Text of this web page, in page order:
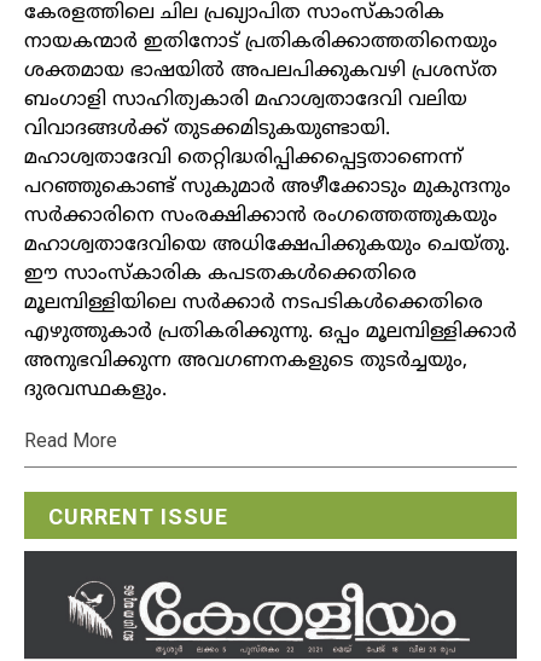
കേരളത്തിലെ ചില പ്രഖ്യാപിത സാംസ്‌കാരിക
നായകന്മാര്‍ ഇതിനോട് പ്രതികരിക്കാത്തതിനെയും
ശക്തമായ ഭാഷയില്‍ അപലപിക്കുകവഴി പ്രശസ്ത
ബംഗാളി സാഹിത്യകാരി മഹാശ്വതാദേവി വലിയ
വിവാദങ്ങള്‍ക്ക് തുടക്കമിടുകയുണ്ടായി.
മഹാശ്വതാദേവി തെറ്റിദ്ധരിപ്പിക്കപ്പെട്ടതാണെന്ന്
പറഞ്ഞുകൊണ്ട് സുകുമാര്‍ അഴീക്കോടും മുകുന്ദനും
സര്‍ക്കാരിനെ സംരക്ഷിക്കാന്‍ രംഗത്തെത്തുകയും
മഹാശ്വതാദേവിയെ അധിക്ഷേപിക്കുകയും ചെയ്തു.
ഈ സാംസ്‌കാരിക കപടതകള്‍ക്കെതിരെ
മൂലമ്പിള്ളിയിലെ സര്‍ക്കാര്‍ നടപടികള്‍ക്കെതിരെ
എഴുത്തുകാര്‍ പ്രതികരിക്കുന്നു. ഒപ്പം മൂലമ്പിള്ളിക്കാര്‍
അനുഭവിക്കുന്ന അവഗണനകളുടെ തുടര്‍ച്ചയും,
ദുരവസ്ഥകളും.
Read More
CURRENT ISSUE